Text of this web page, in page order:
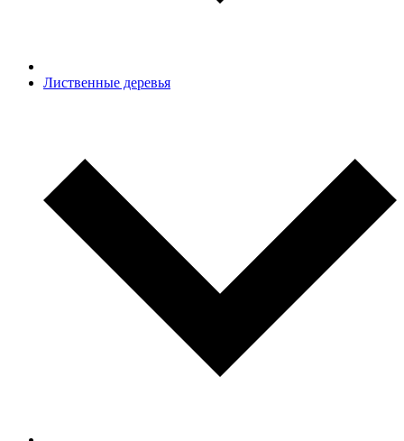
Лиственные деревья